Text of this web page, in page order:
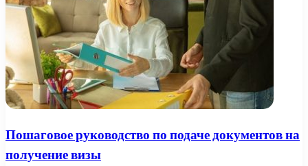
Пошаговое руководство по подаче документов на
получение визы